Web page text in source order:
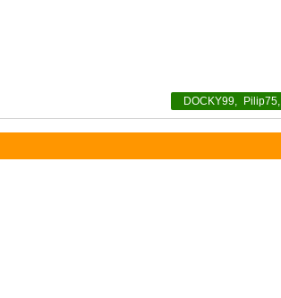
DOCKY99, Pilip75,